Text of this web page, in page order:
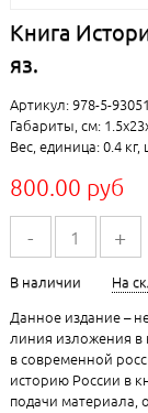
Книга
яз.
Артикул: 978-5-
Габариты, см:
Вес, единица: 0.4 кг,
800.00 руб
- +
В наличии
На
Данное издание –
линия изложения в
в современной
историю России в
подачи материала,